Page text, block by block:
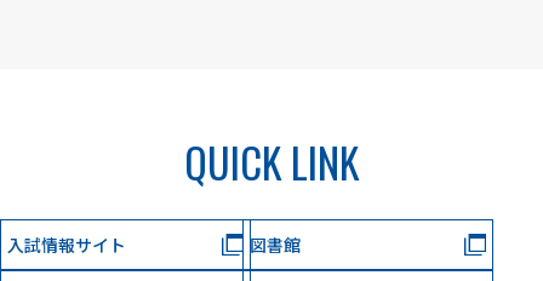
QUICK LINK
入試情報サイト 図書館